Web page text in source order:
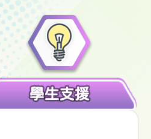
學生支援